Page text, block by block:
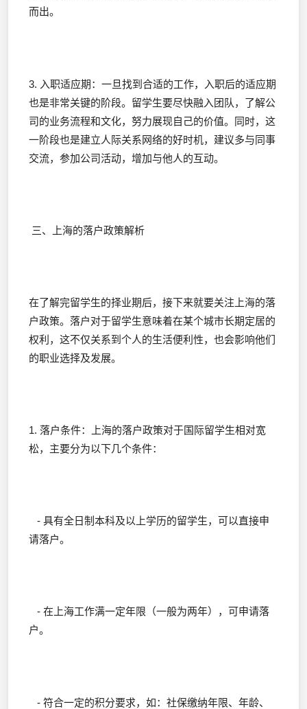
而出。
3. 入职适应期：一旦找到合适的工作，入职后的适应期
也是非常关键的阶段。留学生要尽快融入团队，了解公
司的业务流程和文化，努力展现自己的价值。同时，这
一阶段也是建立人际关系网络的好时机，建议多与同事
交流，参加公司活动，增加与他人的互动。
三、上海的落户政策解析
在了解完留学生的择业期后，接下来就要关注上海的落
户政策。落户对于留学生意味着在某个城市长期定居的
权利，这不仅关系到个人的生活便利性，也会影响他们
的职业选择及发展。
1. 落户条件：上海的落户政策对于国际留学生相对宽
松，主要分为以下几个条件：
- 具有全日制本科及以上学历的留学生，可以直接申
请落户。
- 在上海工作满一定年限（一般为两年），可申请落
户。
- 符合一定的积分要求，如：社保缴纳年限、年龄、